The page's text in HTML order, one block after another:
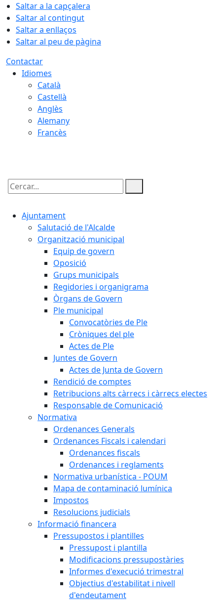
Saltar a la capçalera
Saltar al contingut
Saltar a enllaços
Saltar al peu de pàgina
Contactar
Idiomes
Català
Castellà
Anglès
Alemany
Francès
Cercar:
Ajuntament
Salutació de l'Alcalde
Organització municipal
Equip de govern
Oposició
Grups municipals
Regidories i organigrama
Òrgans de Govern
Ple municipal
Convocatòries de Ple
Cròniques del ple
Actes de Ple
Juntes de Govern
Actes de Junta de Govern
Rendició de comptes
Retribucions alts càrrecs i càrrecs electes
Responsable de Comunicació
Normativa
Ordenances Generals
Ordenances Fiscals i calendari
Ordenances fiscals
Ordenances i reglaments
Normativa urbanística - POUM
Mapa de contaminació lumínica
Impostos
Resolucions judicials
Informació financera
Pressupostos i plantilles
Pressupost i plantilla
Modificacions pressupostàries
Informes d'execució trimestral
Objectius d'estabilitat i nivell
d'endeutament